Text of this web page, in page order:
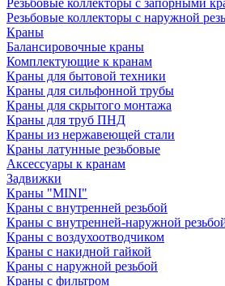
Резьбовые коллекторы с наружной
Краны
Балансировочные краны
Комплектующие к кранам
Краны для бытовой техники
Краны для сильфонной трубы
Краны для скрытого монтажа
Краны для труб ПНД
Краны из нержавеющей стали
Краны латунные резьбовые
Аксессуары к кранам
Задвижки
Краны "MINI"
Краны с внутренней резьбой
Краны с внутренней-наружной
Краны с воздухоотводчиком
Краны с накидной гайкой
Краны с наружной резьбой
Краны с фильтром